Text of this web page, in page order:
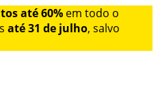
até 60% em todo o
até 31 de julho, salvo